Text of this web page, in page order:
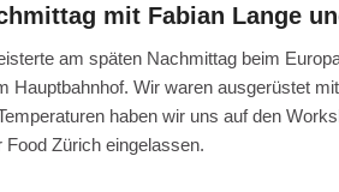
mit Fabian Lange
am späten Nachmittag beim
Hauptbahnhof. Wir waren ausgerüstet
haben wir uns auf den
Zürich eingelassen.